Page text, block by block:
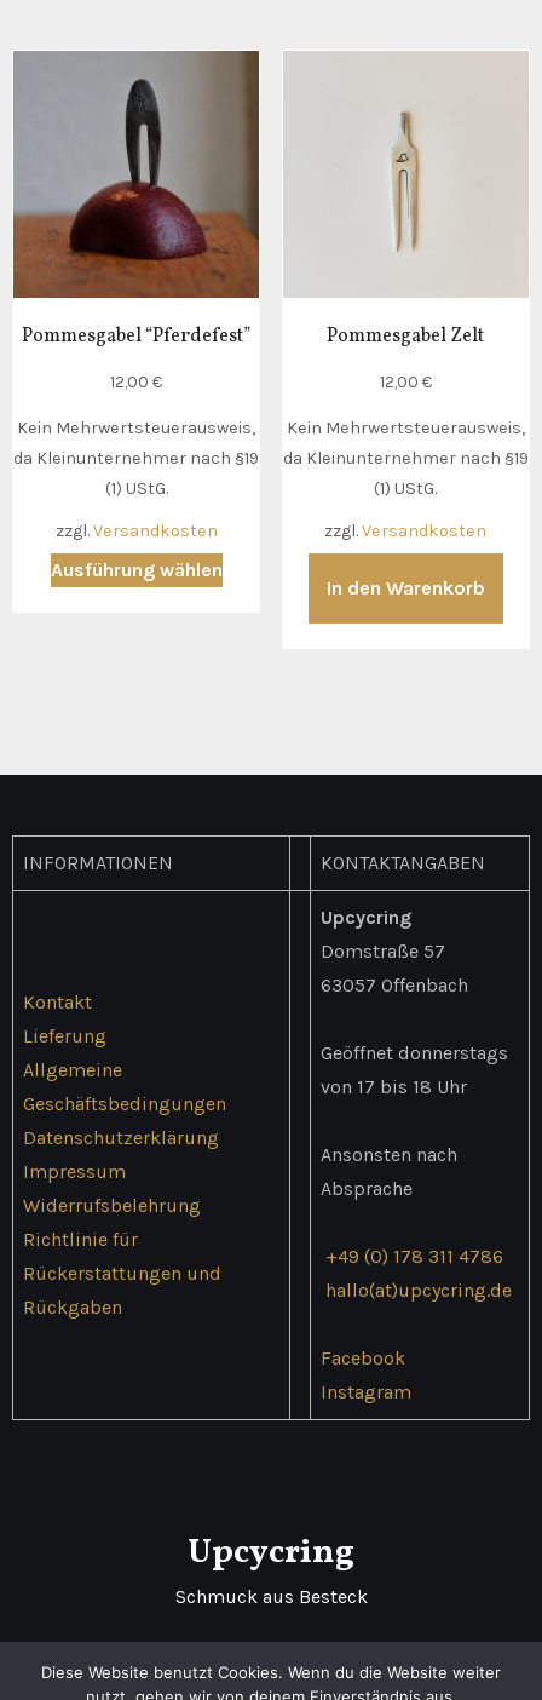
Pommesgabel “Pferdefest”
12,00€
Kein Mehrwertsteuerausweis,
da Kleinunternehmer nach §19
(1) UStG.
zzgl.Versandkosten
Ausführung wählenDieses
Die
können
Produktseite
Pommesgabel Zelt
12,00 €
Kein Mehrwertsteuerausweis,
da Kleinunternehmer nach §19
(1) UStG.
zzgl.Versandkosten
In den Warenkorb
INFORMATIONEN KONTAKTANGABEN
Kontakt
Lieferung
Allgemeine
Geschäftsbedingungen
Datenschutzerklärung
Impressum
Widerrufsbelehrung
Richtlinie für
Rückerstattungen und
Rückgaben
Upcycring
Domstraße 57
63057 Offenbach
Geöffnet donnerstags
von 17 bis 18 Uhr
Ansonsten nach
Absprache
+49 (0) 178 311 4786
hallo(at)upcycring.de
Facebook
Instagram
Upcycring
Schmuck aus Besteck
Diese Website benutzt Cookies. Wenn du die Website weiter